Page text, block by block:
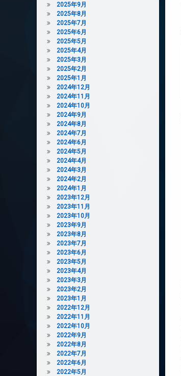
2025年9月
2025年8月
2025年7月
2025年6月
2025年5月
2025年4月
2025年3月
2025年2月
2025年1月
2024年12月
2024年11月
2024年10月
2024年9月
2024年8月
2024年7月
2024年6月
2024年5月
2024年4月
2024年3月
2024年2月
2024年1月
2023年12月
2023年11月
2023年10月
2023年9月
2023年8月
2023年7月
2023年6月
2023年5月
2023年4月
2023年3月
2023年2月
2023年1月
2022年12月
2022年11月
2022年10月
2022年9月
2022年8月
2022年7月
2022年6月
2022年5月